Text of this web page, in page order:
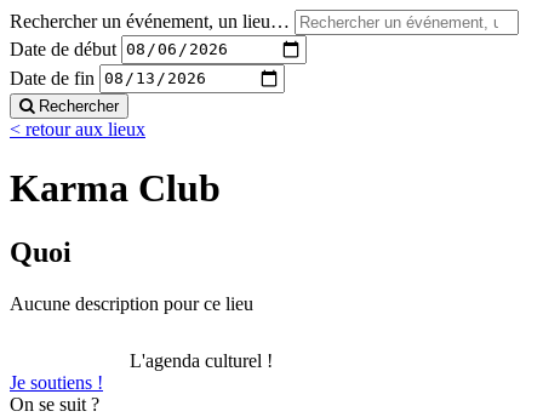
Rechercher un événement, un lieu…
Date de début
Date de fin
Rechercher
< retour aux lieux
Karma Club
Quoi
Aucune description pour ce lieu
L'agenda culturel !
Je soutiens !
On se suit ?